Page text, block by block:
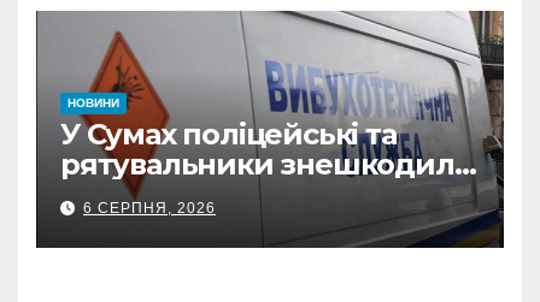
НОВИНИ
У Сумах поліцейські та
рятувальники знешкодили
500-кілограмову авіабомбу
росіян
6 СЕРПНЯ, 2026